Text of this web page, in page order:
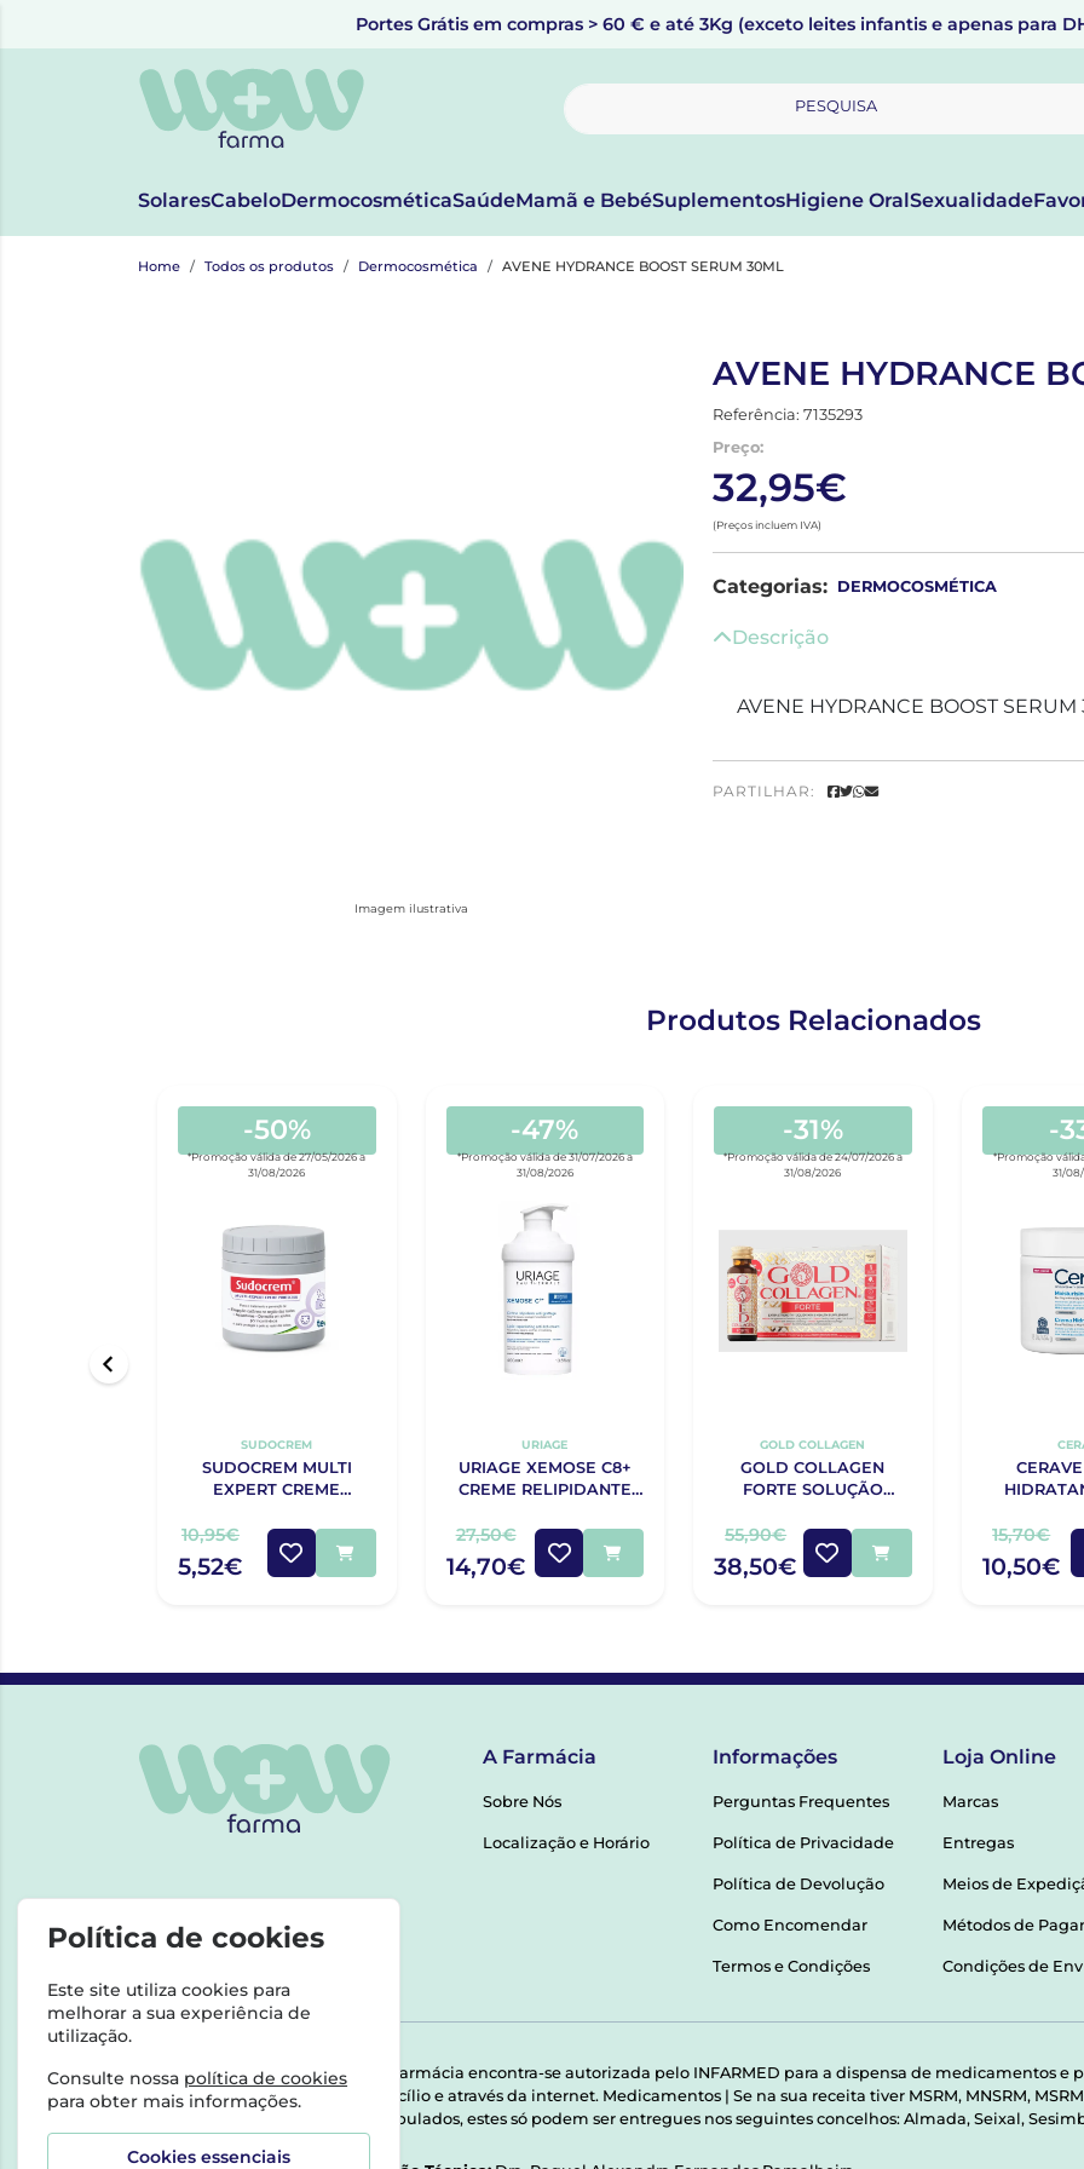
Portes Grátis em compras > 60 € e até 3Kg (exceto leites infantis e apenas para
PESQUISA
SolaresCabeloDermocosméticaSaúdeMamã e BebéSuplementosHigiene OralSexualidade
Home Todos os produtos Dermocosmética AVENE HYDRANCE BOOST SERUM 30ML
Imagem ilustrativa
AVENE HYDRANCE
Referência: 7135293
Preço:
32,95€
(Preços incluem IVA)
Categorias: DERMOCOSMÉTICA
Descrição
AVENE HYDRANCE BOOST SERUM
PARTILHAR:
Produtos Relacionados
-50%
*Promoção válida de 27/05/2026 a
31/08/2026
SUDOCREM
SUDOCREM MULTI
EXPERT CREME
10,95€
5,52€
-47%
*Promoção válida de 31/07/2026 a
31/08/2026
URIAGE
URIAGE XEMOSE C8+
CREME RELIPIDANTE
27,50€
14,70€
-31%
*Promoção válida de 24/07/2026 a
31/08/2026
GOLD COLLAGEN
GOLD COLLAGEN
FORTE SOLUÇÃO
55,90€
38,50€
-
*Promoção
31/
15,70€
10,50€
A Farmácia
Sobre Nós
Localização e Horário
Informações
Perguntas Frequentes
Política de Privacidade
Política de Devolução
Como Encomendar
Termos e Condições
Loja Online
Marcas
Entregas
Meios de
Métodos de
Condições de
Esta farmácia encontra-se autorizada pelo INFARMED para a dispensa de medicamentos e
domicílio e através da internet. Medicamentos | Se na sua receita tiver MSRM, MNSRM,
Manipulados, estes só podem ser entregues nos seguintes concelhos: Almada, Seixal,
Política de cookies
Este site utiliza cookies para
melhorar a sua experiência de
utilização.
Consulte nossa política de cookies
para obter mais informações.
Cookies essenciais